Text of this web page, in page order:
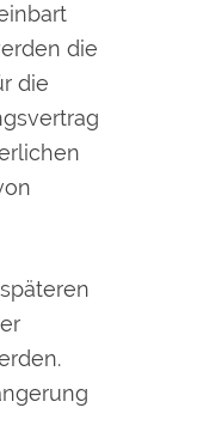
die
die